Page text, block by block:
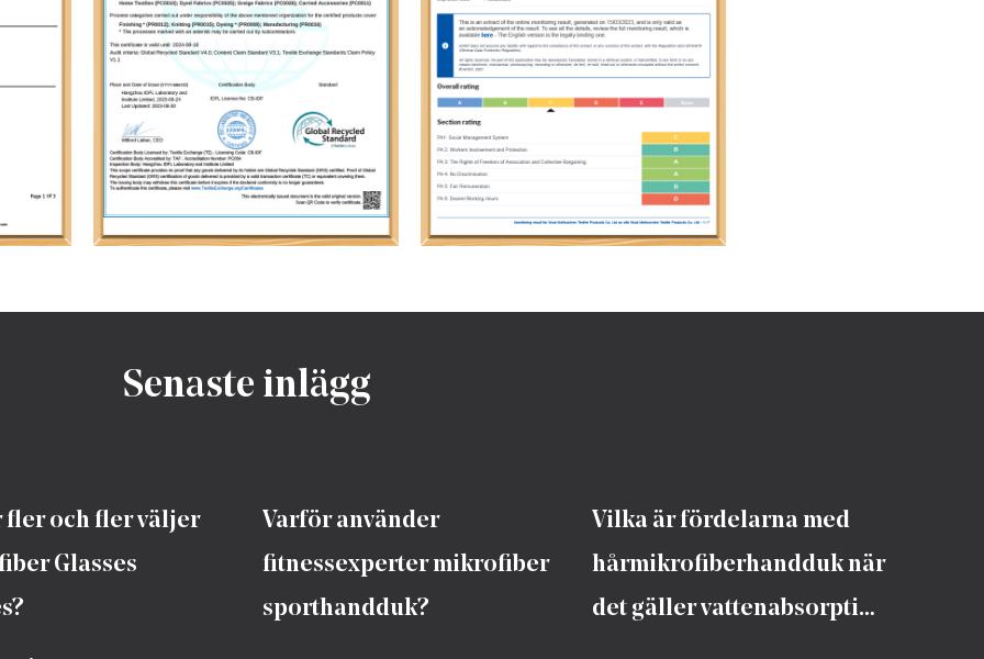
Senaste inlägg
fler och fler väljer
Glasses
Varför använder
fitnessexperter mikrofiber
sporthandduk?
Vilka är fördelarna med
hårmikrofiberhandduk när
det gäller vattenabsorption